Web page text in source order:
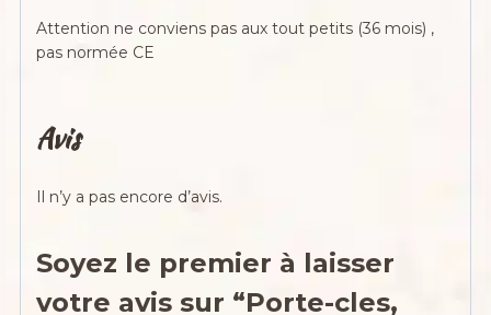
Attention ne conviens pas aux tout petits (36 mois) ,
pas normée CE
Avis
Il n’y a pas encore d’avis.
Soyez le premier à laisser
votre avis sur “Porte-cles,